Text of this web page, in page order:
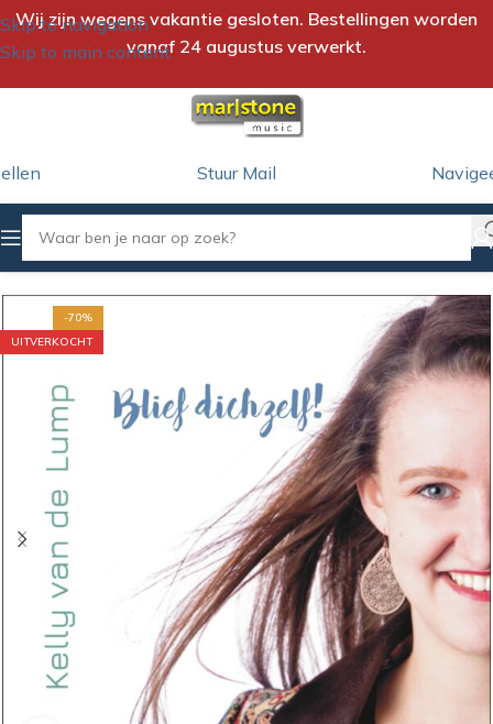
Skip to navigation
Skip to main content
Wij zijn wegens vakantie gesloten. Bestellingen worden
vanaf 24 augustus verwerkt.
Stuur Mail
Home/CD
-70%
UITVERKOCHT